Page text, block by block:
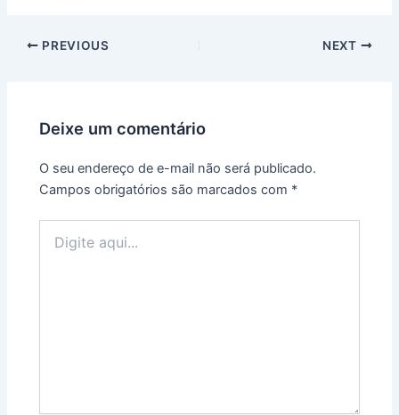
PREVIOUS NEXT
Deixe um comentário
O seu endereço de e-mail não será publicado.
Campos obrigatórios são marcados com *
aqui...